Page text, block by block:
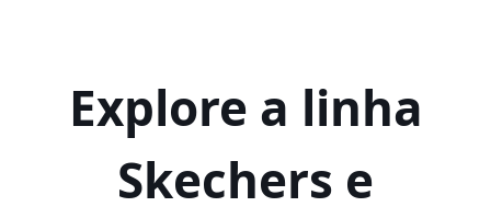
Explore a linha
Skechers e